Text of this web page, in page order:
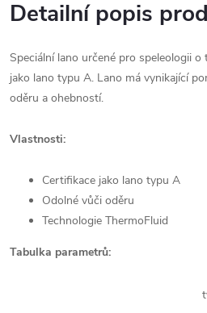
Detailní popis
Speciální lano určené pro speleologii
jako lano typu A. Lano má vynikající
oděru a ohebností.
Vlastnosti:
Certifikace jako lano typu A
Odolné vůči oděru
Technologie ThermoFluid
Tabulka parametrů: